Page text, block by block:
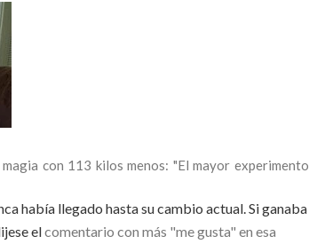
con 113 kilos menos: "El mayor experimento
había llegado hasta su cambio actual. Si ganaba
elcomentario con más "me gusta" en esa